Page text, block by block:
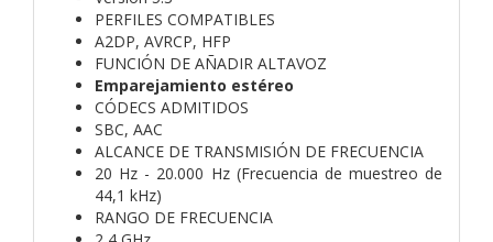
PERFILES COMPATIBLES
A2DP, AVRCP, HFP
FUNCIÓN DE AÑADIR ALTAVOZ
Emparejamiento estéreo
CÓDECS ADMITIDOS
SBC, AAC
ALCANCE DE TRANSMISIÓN DE FRECUENCIA
20 Hz - 20.000 Hz (Frecuencia de muestreo de
44,1 kHz)
RANGO DE FRECUENCIA